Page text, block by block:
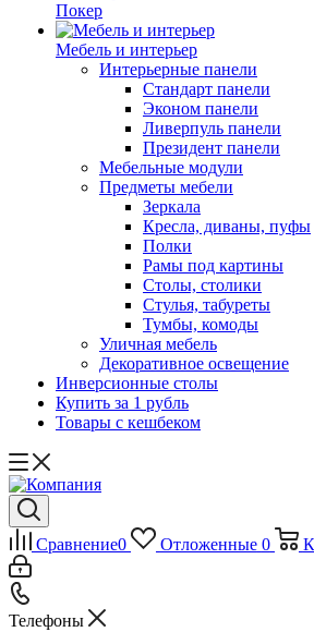
Покер
Мебель и интерьер
Интерьерные панели
Стандарт панели
Эконом панели
Ливерпуль панели
Президент панели
Мебельные модули
Предметы мебели
Зеркала
Кресла, диваны, пуфы
Полки
Рамы под картины
Столы, столики
Стулья, табуреты
Тумбы, комоды
Уличная мебель
Декоративное освещение
Инверсионные столы
Купить за 1 рубль
Товары с кешбеком
Сравнение0 Отложенные 0
Телефоны